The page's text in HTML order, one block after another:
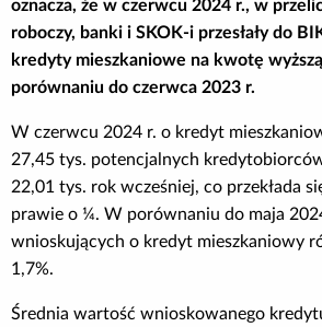
Business Intelligence
Poradnik BIK
Kontakt
Logowanie
oznacza, że w czerwcu 2024 r., w
roboczy, banki i SKOK-i przesłały do
kredyty mieszkaniowe na kwotę
porównaniu do czerwca 2023 r.
W czerwcu 2024 r. o kredyt
27,45 tys. potencjalnych
22,01 tys. rok wcześniej, co przekłada
prawie o ¼. W porównaniu do maja
wnioskujących o kredyt mieszkaniowy
1,7%.
Średnia wartość wnioskowanego